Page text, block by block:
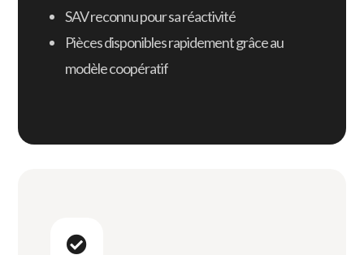
SAV reconnu pour sa réactivité
Pièces disponibles rapidement grâce au
modèle coopératif
